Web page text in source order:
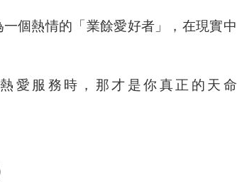
一個熱情的「業餘愛好者」，在現實中
愛服務時，那才是你真正的天命